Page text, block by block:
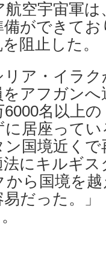
空宇宙軍
ができて
阻止した。
リア・イラ
をアフガン
名以上
居座って
国境近く
にキルギ
から国境を
だった。